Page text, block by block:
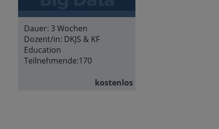
Dauer: 3 Wochen
Dozent/in: DKJS & KF
Education
Teilnehmende:170
kostenlos